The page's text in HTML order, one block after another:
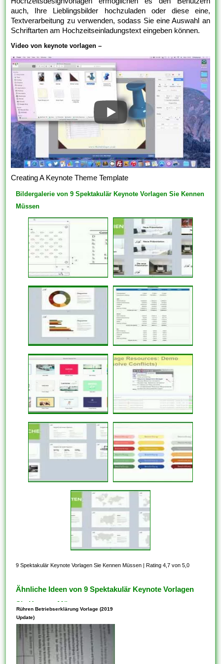
auch, Ihre Lieblingsbilder hochzuladen oder diese eine,
Textverarbeitung zu verwenden, sodass Sie eine Auswahl an
Schriftarten am Hochzeitseinladungstext eingeben können.
Video von keynote vorlagen –
Creating A Keynote Theme Template
Bildergalerie von 9 Spektakulär Keynote Vorlagen Sie Kennen
Müssen
9 Spektakulär Keynote Vorlagen Sie Kennen Müssen Rating 4,7 von 5,0
Ähnliche Ideen von 9 Spektakulär Keynote Vorlagen
Sie Kennen Müssen
Rühren Betriebserklärung Vorlage (2019
Update)